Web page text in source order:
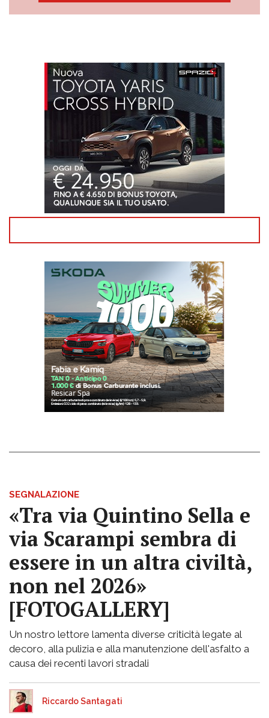
SEGNALAZIONE
«Tra via Quintino Sella e
via Scarampi sembra di
essere in un altra civiltà,
non nel 2026»
[FOTOGALLERY]
Un nostro lettore lamenta diverse criticità legate al
decoro, alla pulizia e alla manutenzione dell'asfalto a
causa dei recenti lavori stradali
Riccardo Santagati